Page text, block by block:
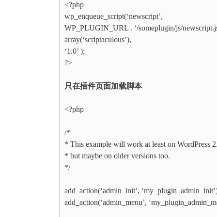
<?php
wp_enqueue_script(‘newscript’,
WP_PLUGIN_URL . ‘/someplugin/js/
array(‘scriptaculous’),
‘1.0’ );
?>
只在插件页面加载脚本
<?php
/*
* This example will work at least on WordPress
* but maybe on older versions too.
*/
add_action(‘admin_init’,
add_action(‘admin_menu’,